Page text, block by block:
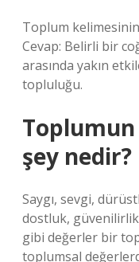
Toplum
Cevap: Belirli bir
arasında yakın
topluluğu.
şey nedir?
Saygı, sevgi,
dostluk,
gibi değerler bir
toplumsal